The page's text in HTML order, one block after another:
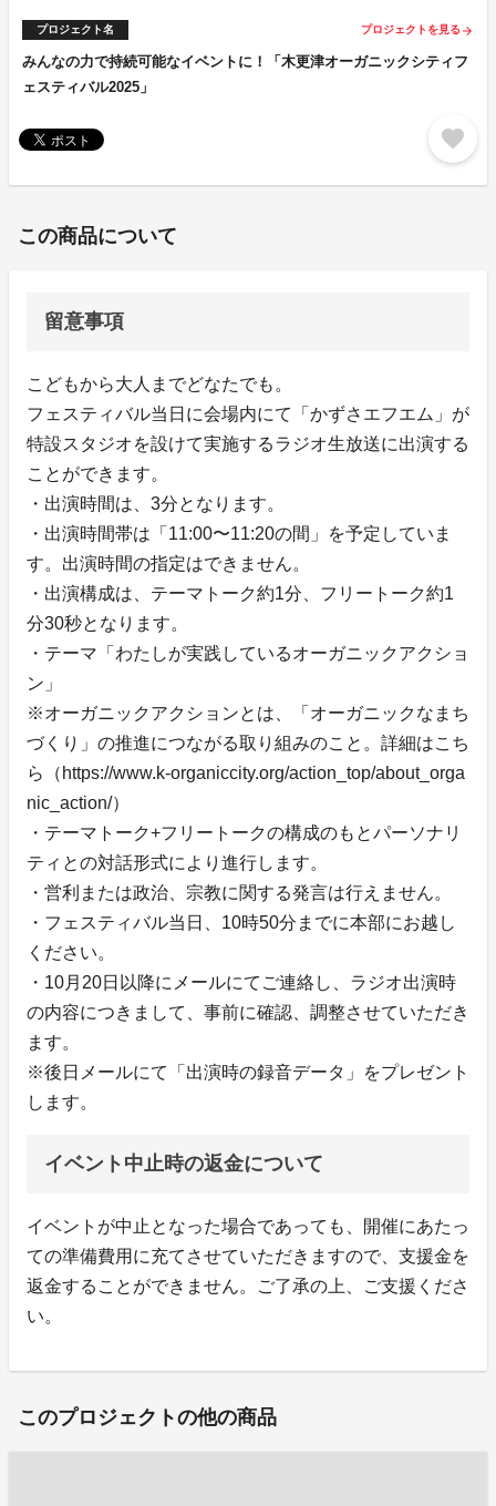
プロジェクト名 プロジェクトを見る arrow_forward
みんなの力で持続可能なイベントに！「木更津オーガニックシティフ
ェスティバル2025」
favorite
この商品について
留意事項
こどもから大人までどなたでも。
フェスティバル当日に会場内にて「かずさエフエム」が
特設スタジオを設けて実施するラジオ生放送に出演する
ことができます。
・出演時間は、3分となります。
・出演時間帯は「11:00〜11:20の間」を予定していま
す。出演時間の指定はできません。
・出演構成は、テーマトーク約1分、フリートーク約1
分30秒となります。
・テーマ「わたしが実践しているオーガニックアクショ
ン」
※オーガニックアクションとは、「オーガニックなまち
づくり」の推進につながる取り組みのこと。詳細はこち
ら（https://www.k-organiccity.org/action_top/about_orga
nic_action/）
・テーマトーク+フリートークの構成のもとパーソナリ
ティとの対話形式により進行します。
・営利または政治、宗教に関する発言は行えません。
・フェスティバル当日、10時50分までに本部にお越し
ください。
・10月20日以降にメールにてご連絡し、ラジオ出演時
の内容につきまして、事前に確認、調整させていただき
ます。
※後日メールにて「出演時の録音データ」をプレゼント
します。
イベント中止時の返金について
イベントが中止となった場合であっても、開催にあたっ
ての準備費用に充てさせていただきますので、支援金を
返金することができません。ご了承の上、ご支援くださ
い。
このプロジェクトの他の商品